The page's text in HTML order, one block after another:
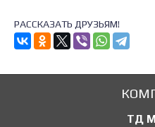
РАССКАЗАТЬ ДРУЗЬЯМ!
ТД